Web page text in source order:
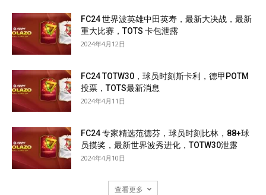
FC24 世界波英雄中田英寿，最新大决战，最新
重大比赛，TOTS 卡包泄露
2024年4月12日
FC24 TOTW30，球员时刻斯卡利，德甲POTM
投票，TOTS最新消息
2024年4月11日
FC24 专家精选范德芬，球员时刻比林，88+球
员摸奖，最新世界波秀进化，TOTW30泄露
2024年4月10日
查看更多